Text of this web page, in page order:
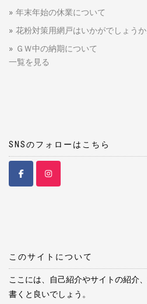
年末年始の休業について
花粉対策用網戸はいかがでしょうか
ＧＷ中の納期について
一覧を見る
SNSのフォローはこちら
このサイトについて
ここには、自己紹介やサイトの紹介
書くと良いでしょう。